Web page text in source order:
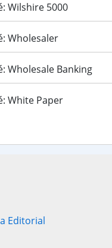
Wilshire 5000
Wholesaler
Wholesale Banking
White Paper
Editorial